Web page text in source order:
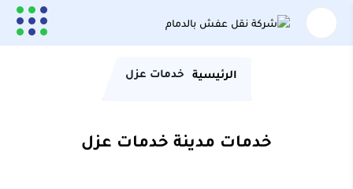
الرئيسية خدمات عزل
خدمات مدينة خدمات عزل